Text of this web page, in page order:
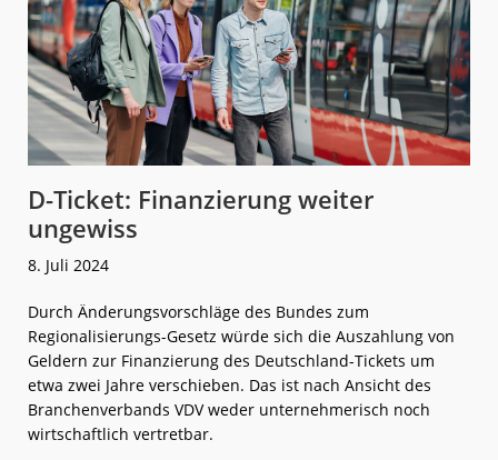
D-Ticket: Finanzierung weiter
ungewiss
8. Juli 2024
Durch Änderungsvorschläge des Bundes zum
Regionalisierungs-Gesetz würde sich die Auszahlung von
Geldern zur Finanzierung des Deutschland-Tickets um
etwa zwei Jahre verschieben. Das ist nach Ansicht des
Branchenverbands VDV weder unternehmerisch noch
wirtschaftlich vertretbar.